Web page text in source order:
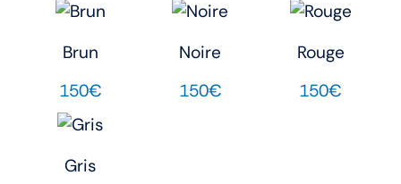
Brun
150€
Noire
150€
Rouge
150€
Gris